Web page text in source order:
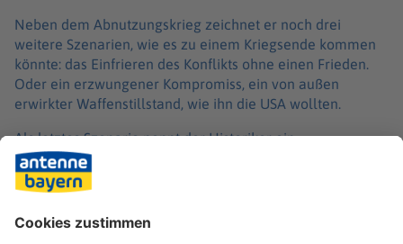
Neben dem Abnutzungskrieg zeichnet er noch drei
weitere Szenarien, wie es zu einem Kriegsende kommen
könnte: das Einfrieren des Konflikts ohne einen Frieden.
Oder ein erzwungener Kompromiss, ein von außen
erwirkter Waffenstillstand, wie ihn die USA wollten.
Als letztes Szenario nennt der Historiker ein
«unvorhersehbares Ereignis». «Es ist nicht auszuschließen,
dass das System Putin durch den fortdauernden Krieg zu
einem vorzeitigen Ende kommt, weil dessen Wille, eine
militärische Entscheidung herbeizuführen, Kraft und Moral